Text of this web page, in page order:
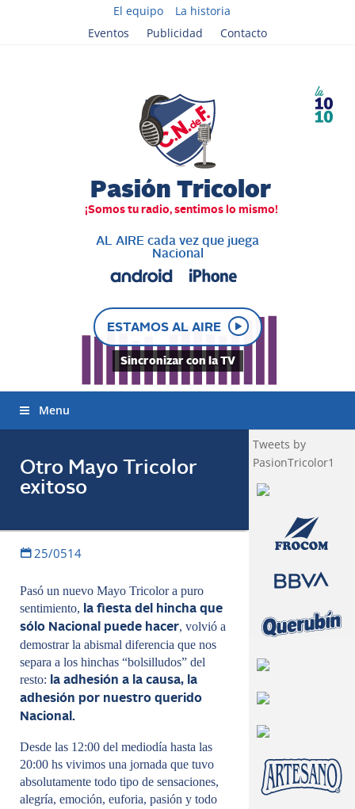
El equipo
La historia
Eventos
Publicidad Contacto
AL AIRE cada vez que juega
Nacional
ESTAMOS AL AIRE
Sincronizar con la TV
Menu
Otro Mayo Tricolor
exitoso
25/0514
Pasó un nuevo Mayo Tricolor a puro
sentimiento, la fiesta del hincha que
sólo Nacional puede hacer, volvió a
demostrar la abismal diferencia que nos
separa a los hinchas “bolsilludos” del
resto: la adhesión a la causa, la
adhesión por nuestro querido
Nacional.
Desde las 12:00 del mediodía hasta las
20:00 hs vivimos una jornada que tuvo
absolutamente todo tipo de sensaciones,
alegría, emoción, euforia, pasión y todo
Tweets by
PasionTricolor1